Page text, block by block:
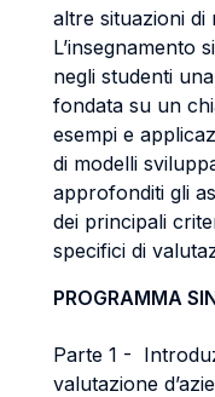
altre situazioni di
L’insegnamento
negli studenti
fondata su un
esempi e
di modelli
approfonditi gli
dei principali
specifici di
PROGRAMMA
Parte 1 -
valutazione